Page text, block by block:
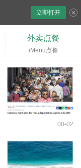
立即打开
外卖点餐
iMenu点餐
08-02